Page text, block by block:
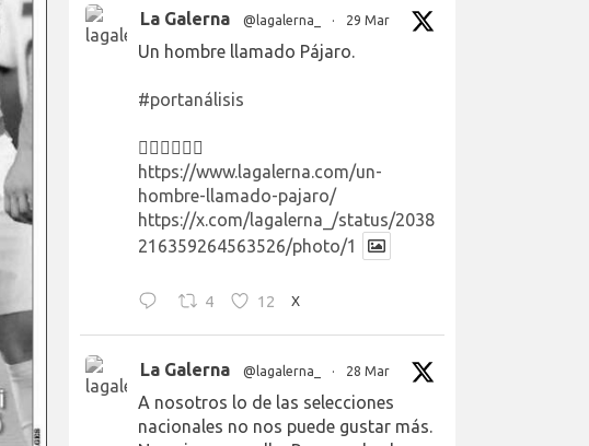
La Galerna @lagalerna_ · 29 Mar
Un hombre llamado Pájaro.
#portanálisis
👉🏻👉🏻👉🏻
https://www.lagalerna.com/un-
hombre-llamado-pajaro/
https://x.com/lagalerna_/status/2038
216359264563526/photo/1
4 12 X
La Galerna @lagalerna_ · 28 Mar
A nosotros lo de las selecciones
nacionales no nos puede gustar más.